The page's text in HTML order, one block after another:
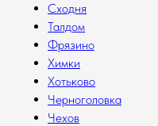
Сходня
Талдом
Фрязино
Химки
Хотьково
Черноголовка
Чехов